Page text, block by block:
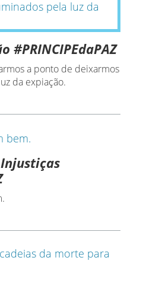
#PRINCIPEdaPAZ
a ponto de deixarmos
da expiação.